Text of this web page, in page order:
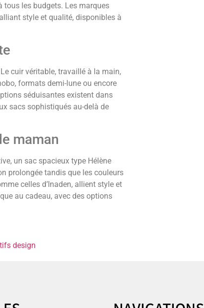
tous les budgets. Les marques
style et qualité, disponibles à
cuir véritable, travaillé à la main,
formats demi-lune ou encore
séduisantes existent dans
sacs sophistiqués au-delà de
maman
un sac spacieux type Hélène
prolongée tandis que les couleurs
celles d’Inaden, allient style et
au cadeau, avec des options
design